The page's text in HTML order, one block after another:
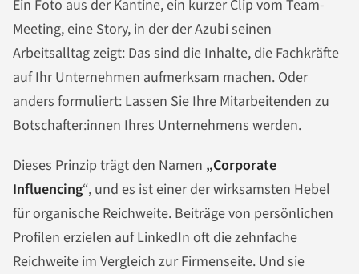
Ein Foto aus der Kantine, ein kurzer Clip vom Team-
Meeting, eine Story, in der der Azubi seinen
Arbeitsalltag zeigt: Das sind die Inhalte, die Fachkräfte
auf Ihr Unternehmen aufmerksam machen. Oder
anders formuliert: Lassen Sie Ihre Mitarbeitenden zu
Botschafter:innen Ihres Unternehmens werden.
Dieses Prinzip trägt den Namen „Corporate
Influencing“, und es ist einer der wirksamsten Hebel
für organische Reichweite. Beiträge von persönlichen
Profilen erzielen auf LinkedIn oft die zehnfache
Reichweite im Vergleich zur Firmenseite. Und sie